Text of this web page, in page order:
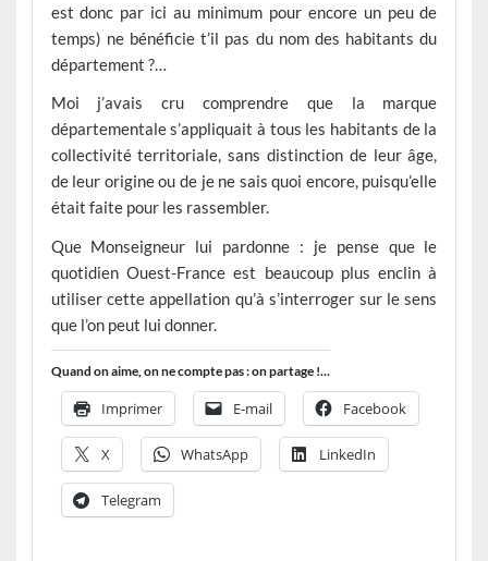
est donc par ici au minimum pour encore un peu de
temps) ne bénéficie t’il pas du nom des habitants du
département ?…
Moi j’avais cru comprendre que la marque
départementale s’appliquait à tous les habitants de la
collectivité territoriale, sans distinction de leur âge,
de leur origine ou de je ne sais quoi encore, puisqu’elle
était faite pour les rassembler.
Que Monseigneur lui pardonne : je pense que le
quotidien Ouest-France est beaucoup plus enclin à
utiliser cette appellation qu’à s’interroger sur le sens
que l’on peut lui donner.
Quand on aime, on ne compte pas : on partage !...
Imprimer E-mail Facebook
X WhatsApp LinkedIn
Telegram